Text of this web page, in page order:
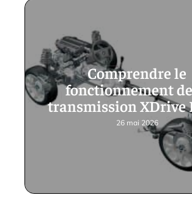
Comprendre le
fonctionnement
transmission XDrive
26 mai 2026